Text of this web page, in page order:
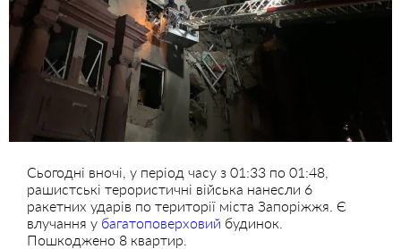
Сьогодні вночі, у період часу з 01:33 по 01:48,
рашистські терористичні війська нанесли 6
ракетних ударів по території міста Запоріжжя. Є
влучання у багатоповерховий будинок.
Пошкоджено 8 квартир.